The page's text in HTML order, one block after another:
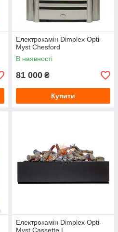
Електрокамін Dimplex Opti-
Myst Chesford
В наявності
81 000 ₴
Купити
Електрокамін Dimplex Opti-
Myst Cassette L